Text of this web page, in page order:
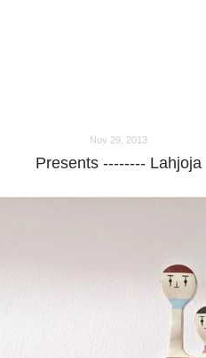
Nov 29, 2013
Presents -------- Lahjoja